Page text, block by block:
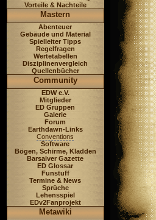
Vorteile & Nachteile
Mastern
Abenteuer
Gebäude und Material
Spielleiter Tipps
Regelfragen
Wertetabellen
Disziplinenvergleich
Quellenbücher
Community
EDW e.V.
Mitglieder
ED Gruppen
Galerie
Forum
Earthdawn-Links
Conventions
Software
Bögen, Schirme, Kladden
Barsaiver Gazette
ED Glossar
Funstuff
Termine & News
Sprüche
Lehensspiel
EDv2Fanprojekt
Metawiki